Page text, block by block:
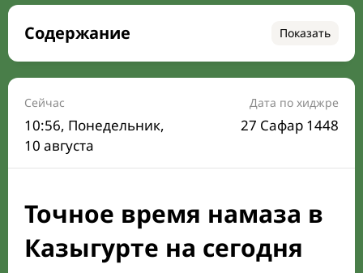
Содержание Показать
Время намаза на сегодня
Расписание на месяц
Время Сухура и Ифтара на сегодня
Календарь рамадана
Направление киблы
Сейчас
10:56, Понедельник,
10 августа
Дата по хиджре
27 Сафар 1448
Точное время намаза в
Казыгурте на сегодня